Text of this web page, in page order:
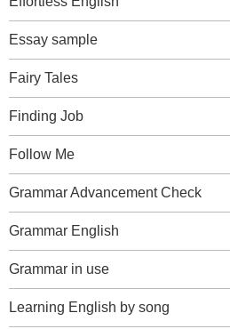
Essay sample
Fairy Tales
Finding Job
Follow Me
Grammar Advancement Check
Grammar English
Grammar in use
Learning English by song